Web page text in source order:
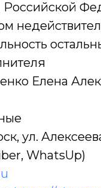
Российской
Елена
ул.
WhatsUp)